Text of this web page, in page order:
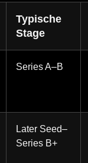
Typische
Stage
Series A–B
Later Seed–
Series B+